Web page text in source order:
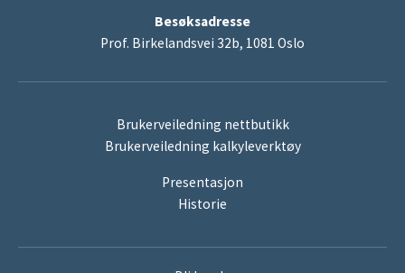
Besøksadresse
Prof. Birkelandsvei 32b, 1081 Oslo
Brukerveiledning nettbutikk
Brukerveiledning kalkyleverktøy
Presentasjon
Historie